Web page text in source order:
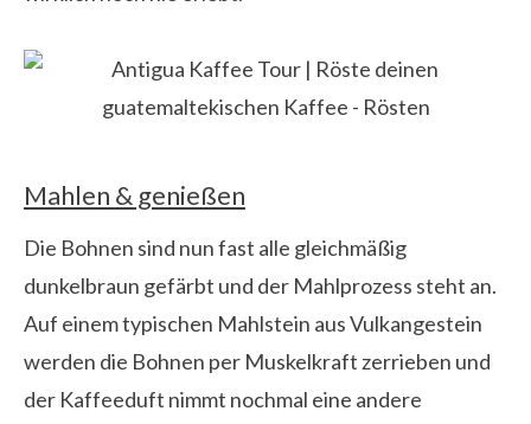
Mahlen & genießen
Die Bohnen sind nun fast alle gleichmäßig
dunkelbraun gefärbt und der Mahlprozess steht an.
Auf einem typischen Mahlstein aus Vulkangestein
werden die Bohnen per Muskelkraft zerrieben und
der Kaffeeduft nimmt nochmal eine andere